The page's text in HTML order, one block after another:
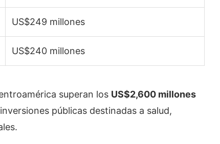
US$249 millones
US$240 millones
superan los US$2,600 millones
públicas destinadas a salud,